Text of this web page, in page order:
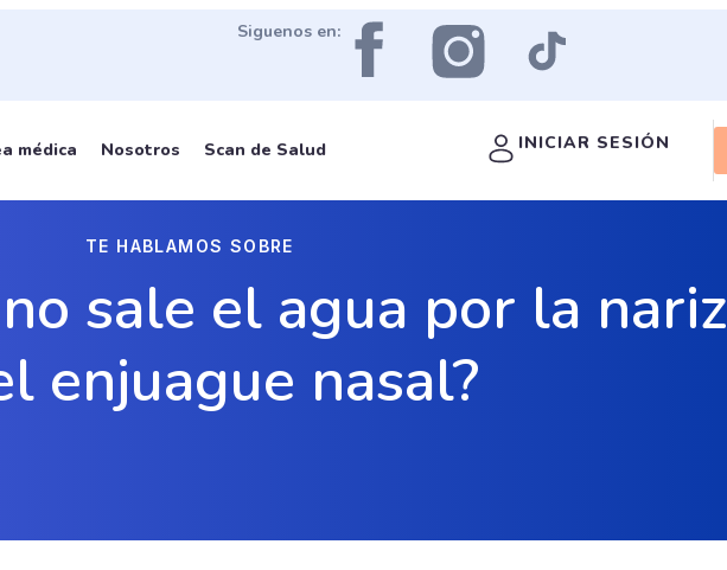
Siguenos en:
médica Nosotros Scan de Salud INICIAR SESIÓN
TE HABLAMOS SOBRE
sale el agua por la nariz
enjuague nasal?